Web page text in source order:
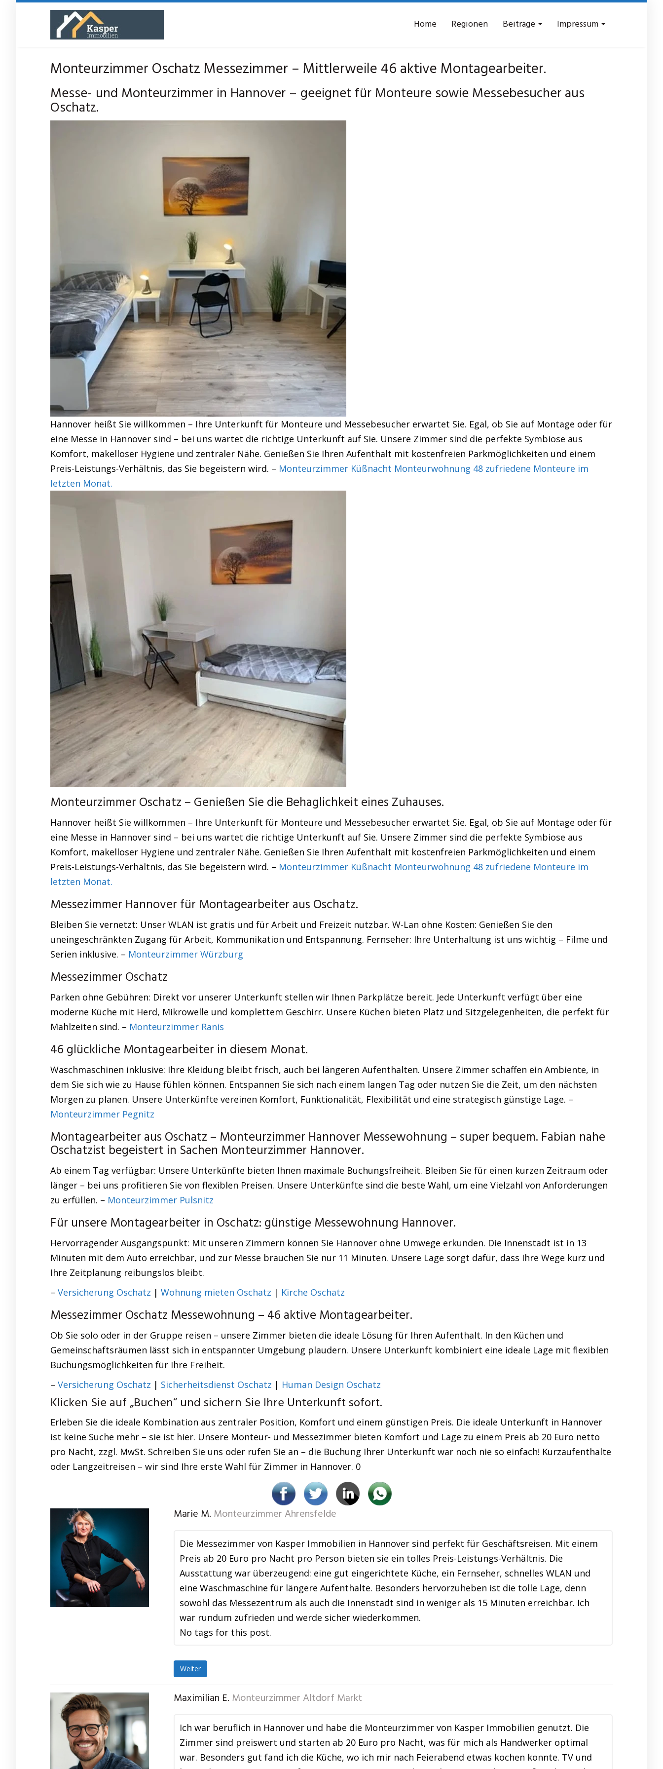
Home Regionen Beiträge Impressum
Monteurzimmer Oschatz Messezimmer – Mittlerweile 46 aktive Montagearbeiter.
Messe- und Monteurzimmer in Hannover – geeignet für Monteure sowie Messebesucher aus
Oschatz.
Hannover heißt Sie willkommen – Ihre Unterkunft für Monteure und Messebesucher erwartet Sie. Egal, ob Sie auf Montage oder für
eine Messe in Hannover sind – bei uns wartet die richtige Unterkunft auf Sie. Unsere Zimmer sind die perfekte Symbiose aus
Komfort, makelloser Hygiene und zentraler Nähe. Genießen Sie Ihren Aufenthalt mit kostenfreien Parkmöglichkeiten und einem
Preis-Leistungs-Verhältnis, das Sie begeistern wird. – Monteurzimmer Küßnacht Monteurwohnung 48 zufriedene Monteure im
letzten Monat.
Monteurzimmer Oschatz – Genießen Sie die Behaglichkeit eines Zuhauses.
Hannover heißt Sie willkommen – Ihre Unterkunft für Monteure und Messebesucher erwartet Sie. Egal, ob Sie auf Montage oder für
eine Messe in Hannover sind – bei uns wartet die richtige Unterkunft auf Sie. Unsere Zimmer sind die perfekte Symbiose aus
Komfort, makelloser Hygiene und zentraler Nähe. Genießen Sie Ihren Aufenthalt mit kostenfreien Parkmöglichkeiten und einem
Preis-Leistungs-Verhältnis, das Sie begeistern wird. – Monteurzimmer Küßnacht Monteurwohnung 48 zufriedene Monteure im
letzten Monat.
Messezimmer Hannover für Montagearbeiter aus Oschatz.
Bleiben Sie vernetzt: Unser WLAN ist gratis und für Arbeit und Freizeit nutzbar. W-Lan ohne Kosten: Genießen Sie den
uneingeschränkten Zugang für Arbeit, Kommunikation und Entspannung. Fernseher: Ihre Unterhaltung ist uns wichtig – Filme und
Serien inklusive. – Monteurzimmer Würzburg
Messezimmer Oschatz
Parken ohne Gebühren: Direkt vor unserer Unterkunft stellen wir Ihnen Parkplätze bereit. Jede Unterkunft verfügt über eine
moderne Küche mit Herd, Mikrowelle und komplettem Geschirr. Unsere Küchen bieten Platz und Sitzgelegenheiten, die perfekt für
Mahlzeiten sind. – Monteurzimmer Ranis
46 glückliche Montagearbeiter in diesem Monat.
Waschmaschinen inklusive: Ihre Kleidung bleibt frisch, auch bei längeren Aufenthalten. Unsere Zimmer schaffen ein Ambiente, in
dem Sie sich wie zu Hause fühlen können. Entspannen Sie sich nach einem langen Tag oder nutzen Sie die Zeit, um den nächsten
Morgen zu planen. Unsere Unterkünfte vereinen Komfort, Funktionalität, Flexibilität und eine strategisch günstige Lage. –
Monteurzimmer Pegnitz
Montagearbeiter aus Oschatz – Monteurzimmer Hannover Messewohnung – super bequem. Fabian nahe
Oschatzist begeistert in Sachen Monteurzimmer Hannover.
Ab einem Tag verfügbar: Unsere Unterkünfte bieten Ihnen maximale Buchungsfreiheit. Bleiben Sie für einen kurzen Zeitraum oder
länger – bei uns profitieren Sie von flexiblen Preisen. Unsere Unterkünfte sind die beste Wahl, um eine Vielzahl von Anforderungen
zu erfüllen. – Monteurzimmer Pulsnitz
Für unsere Montagearbeiter in Oschatz: günstige Messewohnung Hannover.
Hervorragender Ausgangspunkt: Mit unseren Zimmern können Sie Hannover ohne Umwege erkunden. Die Innenstadt ist in 13
Minuten mit dem Auto erreichbar, und zur Messe brauchen Sie nur 11 Minuten. Unsere Lage sorgt dafür, dass Ihre Wege kurz und
Ihre Zeitplanung reibungslos bleibt.
– Versicherung Oschatz | Wohnung mieten Oschatz | Kirche Oschatz
Messezimmer Oschatz Messewohnung – 46 aktive Montagearbeiter.
Ob Sie solo oder in der Gruppe reisen – unsere Zimmer bieten die ideale Lösung für Ihren Aufenthalt. In den Küchen und
Gemeinschaftsräumen lässt sich in entspannter Umgebung plaudern. Unsere Unterkunft kombiniert eine ideale Lage mit flexiblen
Buchungsmöglichkeiten für Ihre Freiheit.
– Versicherung Oschatz | Sicherheitsdienst Oschatz | Human Design Oschatz
Klicken Sie auf „Buchen“ und sichern Sie Ihre Unterkunft sofort.
Erleben Sie die ideale Kombination aus zentraler Position, Komfort und einem günstigen Preis. Die ideale Unterkunft in Hannover
ist keine Suche mehr – sie ist hier. Unsere Monteur- und Messezimmer bieten Komfort und Lage zu einem Preis ab 20 Euro netto
pro Nacht, zzgl. MwSt. Schreiben Sie uns oder rufen Sie an – die Buchung Ihrer Unterkunft war noch nie so einfach! Kurzaufenthalte
oder Langzeitreisen – wir sind Ihre erste Wahl für Zimmer in Hannover. 0
Marie M. Monteurzimmer Ahrensfelde
Die Messezimmer von Kasper Immobilien in Hannover sind perfekt für Geschäftsreisen. Mit einem
Preis ab 20 Euro pro Nacht pro Person bieten sie ein tolles Preis-Leistungs-Verhältnis. Die
Ausstattung war überzeugend: eine gut eingerichtete Küche, ein Fernseher, schnelles WLAN und
eine Waschmaschine für längere Aufenthalte. Besonders hervorzuheben ist die tolle Lage, denn
sowohl das Messezentrum als auch die Innenstadt sind in weniger als 15 Minuten erreichbar. Ich
war rundum zufrieden und werde sicher wiederkommen.
No tags for this post.
Weiter
Maximilian E. Monteurzimmer Altdorf Markt
Ich war beruflich in Hannover und habe die Monteurzimmer von Kasper Immobilien genutzt. Die
Zimmer sind preiswert und starten ab 20 Euro pro Nacht, was für mich als Handwerker optimal
war. Besonders gut fand ich die Küche, wo ich mir nach Feierabend etwas kochen konnte. TV und